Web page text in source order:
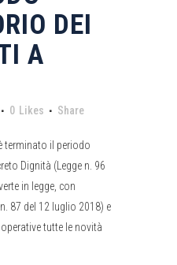
DEI
A
0 Likes Share
terminato il periodo
Dignità (Legge n. 96
in legge, con
87 del 12 luglio 2018) e
tutte le novità